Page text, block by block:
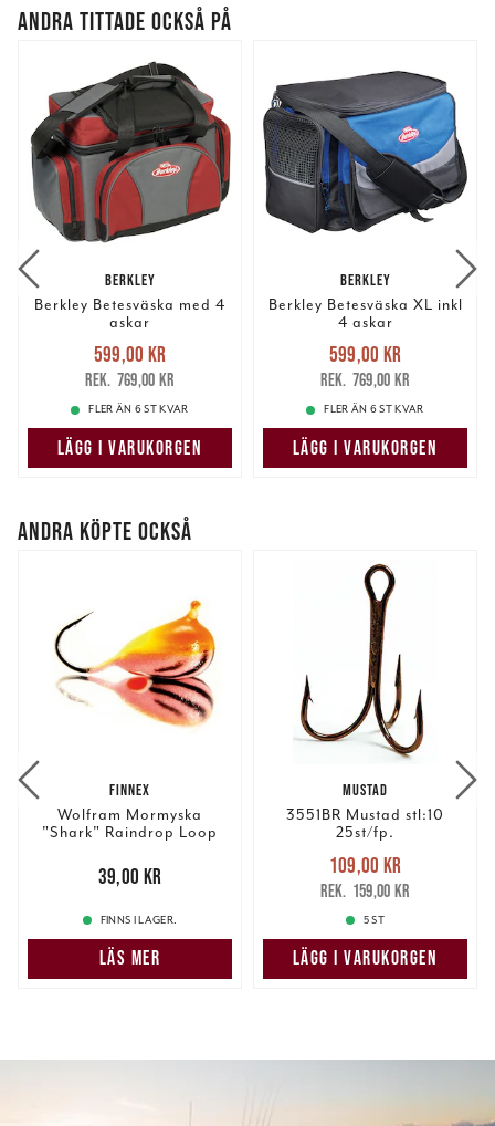
ANDRA TITTADE OCKSÅ PÅ
BERKLEY
Berkley Betesväska med 4
askar
Nuvarande pris
599,00 krTidigare pris
769,00 kr
599,00 kr
769,00 kr
FLER ÄN 6 ST KVAR
LÄGG I VARUKORGEN
BERKLEY
Berkley Betesväska XL inkl
4 askar
Nuvarande pris
599,00 krTidigare pris
769,00 kr
599,00 kr
769,00 kr
FLER ÄN 6 ST KVAR
LÄGG I VARUKORGEN
ANDRA KÖPTE OCKSÅ
FINNEX
Wolfram Mormyska
"Shark" Raindrop Loop
39,00 kr
39,00 kr
FINNS I LAGER.
LÄS MER
MUSTAD
3551BR Mustad stl:10
25st/fp.
Nuvarande pris
109,00 krTidigare pris
159,00 kr
109,00 kr
159,00 kr
5 ST
LÄGG I VARUKORGEN